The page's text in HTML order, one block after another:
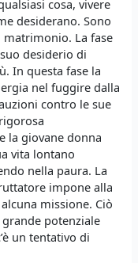
cosa, vivere
desiderano. Sono
matrimonio. La fase
desiderio di
In questa fase la
nel fuggire dalla
contro le sue
la giovane donna
vita lontano
nella paura. La
impone alla
missione. Ciò
potenziale
un tentativo di